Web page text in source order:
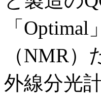
「
（NMR
外線分光